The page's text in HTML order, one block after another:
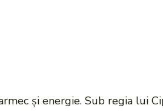
și energie. Sub regia lui